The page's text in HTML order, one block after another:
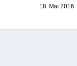
18. Mai 2016